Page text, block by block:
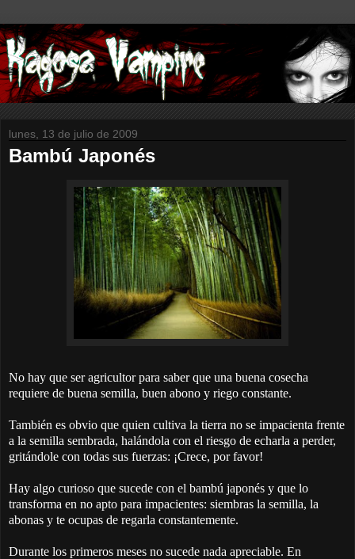
lunes, 13 de julio de 2009
Bambú Japonés
No hay que ser agricultor para saber que una buena cosecha
requiere de buena semilla, buen abono y riego constante.
También es obvio que quien cultiva la tierra no se impacienta frente
a la semilla sembrada, halándola con el riesgo de echarla a perder,
gritándole con todas sus fuerzas: ¡Crece, por favor!
Hay algo curioso que sucede con el bambú japonés y que lo
transforma en no apto para impacientes: siembras la semilla, la
abonas y te ocupas de regarla constantemente.
Durante los primeros meses no sucede nada apreciable. En